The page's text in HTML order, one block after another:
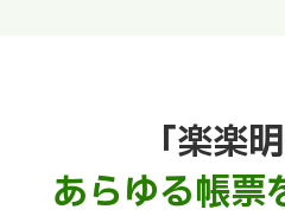
「楽楽
あらゆる帳票